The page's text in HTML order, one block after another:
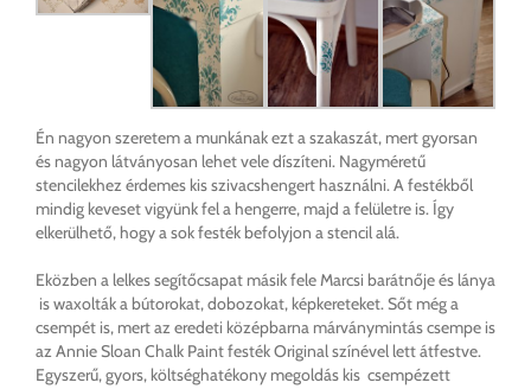
Én nagyon szeretem a munkának ezt a szakaszát, mert gyorsan
és nagyon látványosan lehet vele díszíteni. Nagyméretű
stencilekhez érdemes kis szivacshengert használni. A festékből
mindig keveset vigyünk fel a hengerre, majd a felületre is. Így
elkerülhető, hogy a sok festék befolyjon a stencil alá.
Eközben a lelkes segítőcsapat másik fele Marcsi barátnője és lánya
is waxolták a bútorokat, dobozokat, képkereteket. Sőt még a
csempét is, mert az eredeti középbarna márványmintás csempe is
az Annie Sloan Chalk Paint festék Original színével lett átfestve.
Egyszerű, gyors, költséghatékony megoldás kis csempézett